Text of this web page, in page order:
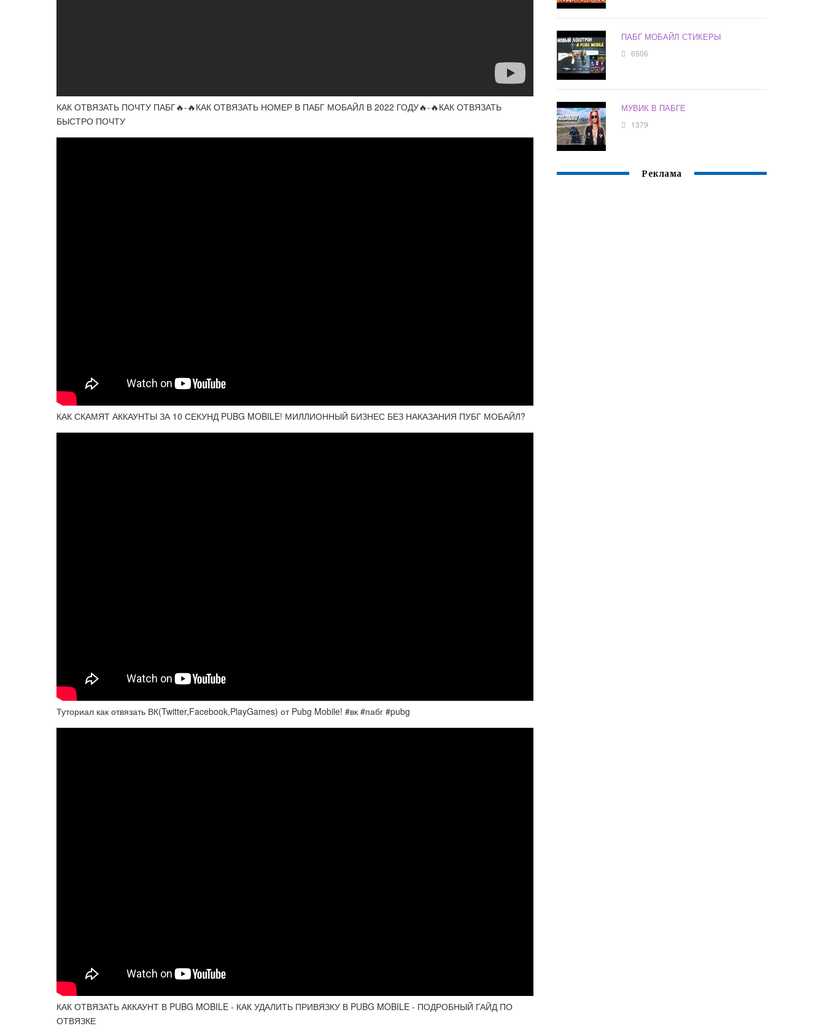
КАК ОТВЯЗАТЬ ПОЧТУ ПАБГ🔥-🔥КАК ОТВЯЗАТЬ НОМЕР В ПАБГ МОБАЙЛ В 2022 ГОДУ🔥-🔥КАК ОТВЯЗАТЬ
БЫСТРО ПОЧТУ
КАК СКАМЯТ АККАУНТЫ ЗА 10 СЕКУНД PUBG MOBILE! МИЛЛИОННЫЙ БИЗНЕС БЕЗ НАКАЗАНИЯ ПУБГ МОБАЙЛ?
Туториал как отвязать ВК(Twitter,Facebook,PlayGames) от Pubg Mobile! #вк #пабг #pubg
КАК ОТВЯЗАТЬ АККАУНТ В PUBG MOBILE - КАК УДАЛИТЬ ПРИВЯЗКУ В PUBG MOBILE - ПОДРОБНЫЙ ГАЙД ПО
ОТВЯЗКЕ
ПАБГ МОБАЙЛ СТИКЕРЫ
6506
МУВИК В ПАБГЕ
1379
Реклама